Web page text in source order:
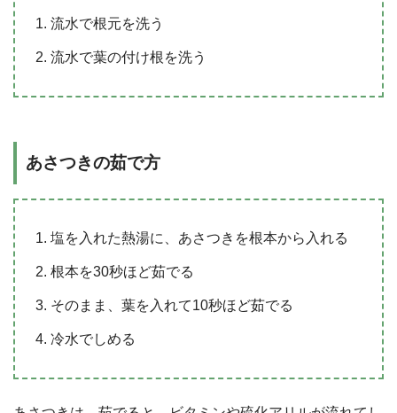
流水で根元を洗う
流水で葉の付け根を洗う
あさつきの茹で方
塩を入れた熱湯に、あさつきを根本から入れる
根本を30秒ほど茹でる
そのまま、葉を入れて10秒ほど茹でる
冷水でしめる